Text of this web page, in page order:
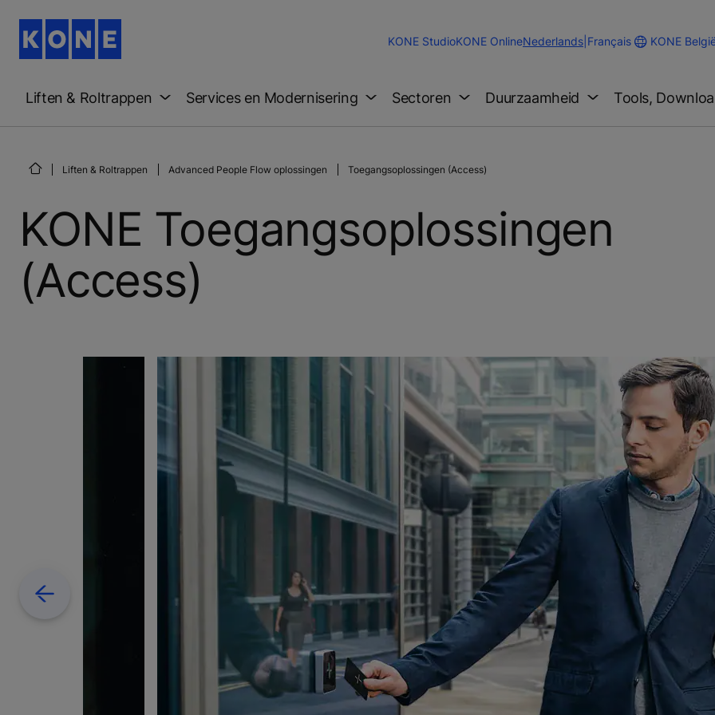
KONE StudioKONE OnlineChange
Nederlands Français KONE
Liften & Roltrappen Services en Modernisering Sectoren Duurzaamheid Tools,
Liften & Roltrappen Advanced People Flow oplossingen Toegangsoplossingen (Access)
KONE Toegangsoplossingen
(Access)